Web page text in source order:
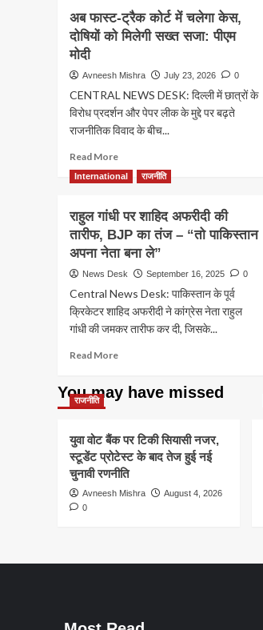
अब फास्ट-ट्रैक कोर्ट में चलेगा केस,
दोषियों को मिलेगी सख्त सजा: पीएम
मोदी
Avneesh Mishra July 23, 2026 0
CENTRAL NEWS DESK: दिल्ली में छात्रों के
विरोध प्रदर्शन और पेपर लीक के मुद्दे पर बढ़ते
राजनीतिक विवाद के बीच...
Read MoreRead
more
about
फास्ट-
ट्रैक
में
चलेगा
केस,
दोषियों
मिलेगी
मोदी
International राजनीति
राहुल गांधी पर शाहिद अफरीदी की
तारीफ, BJP का तंज – “तो पाकिस्तान
अपना नेता बना ले”
News Desk September 16, 2025 0
Central News Desk: पाकिस्तान के पूर्व
क्रिकेटर शाहिद अफरीदी ने कांग्रेस नेता राहुल
गांधी की जमकर तारीफ कर दी, जिसके...
Read MoreRead
राहुल
शाहिद
अफरीदी
की
तारीफ,
“तो
बना
You may have missed
राजनीति
युवा वोट बैंक पर टिकी सियासी नजर,
स्टूडेंट प्रोटेस्ट के बाद तेज हुई नई
चुनावी रणनीति
Avneesh Mishra
August 4, 2026
0